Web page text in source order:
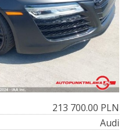
213 700.00 PLN
Audi